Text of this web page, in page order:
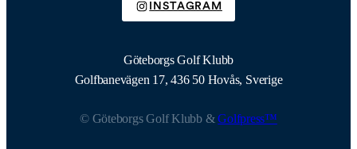
INSTAGRAM
Göteborgs Golf Klubb
Golfbanevägen 17, 436 50 Hovås, Sverige
© Göteborgs Golf Klubb &Golfpress™